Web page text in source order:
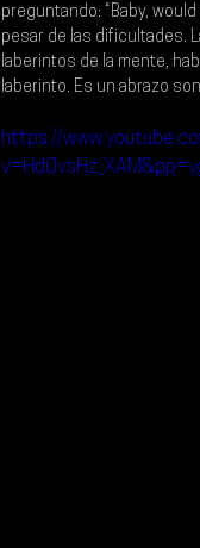
preguntando: “Baby,
pesar de las dificultades.
laberintos de la mente,
laberinto. Es un abrazo
https://